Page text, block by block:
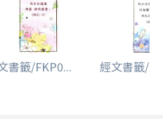
書籤/FKP0... 經文書籤/